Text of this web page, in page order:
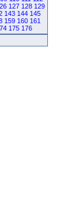
127 128 129
143 144 145
159 160 161
175 176